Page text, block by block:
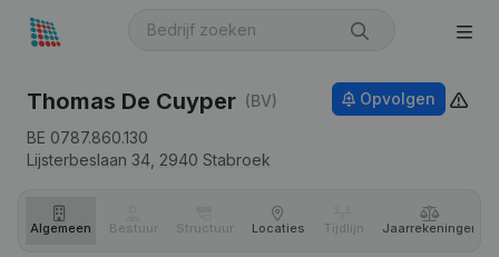
Thomas De Cuyper (BV)
BE 0787.860.130
Lijsterbeslaan 34, 2940 Stabroek
Opvolgen
Algemeen Bestuur Structuur Locaties Tijdlijn Jaar­rekeningen